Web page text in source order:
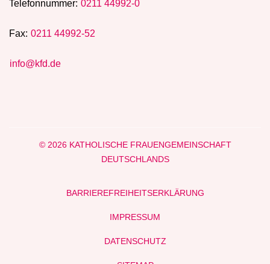
Telefonnummer: 0211 44992-0
Fax: 0211 44992-52
info@kfd.de
© 2026 KATHOLISCHE FRAUENGEMEINSCHAFT
DEUTSCHLANDS
BARRIEREFREIHEITSERKLÄRUNG
IMPRESSUM
DATENSCHUTZ